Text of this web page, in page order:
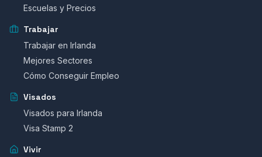
Escuelas y Precios
Trabajar
Trabajar en Irlanda
Mejores Sectores
Cómo Conseguir Empleo
Visados
Visados para Irlanda
Visa Stamp 2
Vivir